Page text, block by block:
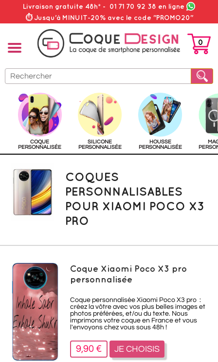
Livraison gratuite 48h* - 01 71 70 92 38 en ligne
⏱ Jusqu'à MINUIT-20% avec le code "PROMO20"
PANIER
0
COQUE
PERSONNALISÉE
SILICONE
PERSONNALISÉE
HOUSSE
PERSONNALISÉE
COQUES
PERSONNALISABLES
POUR XIAOMI POCO X3
PRO
Coque Xiaomi Poco X3 pro
personnalisée
Coque personnalisée Xiaomi Poco X3 pro :
créez la vôtre avec vos plus belles images et
photos préférées, et/ou du texte. Nous
imprimons votre coque en France et vous
l'envoyons chez vous sous 48h !
9,90 € JE CHOISIS